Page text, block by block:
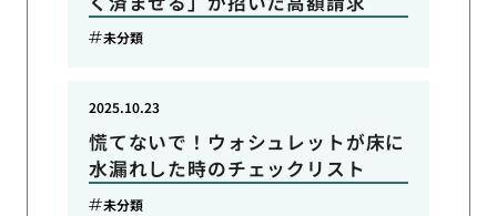
未分類
慌てないで！ウォシュレットが床に
水漏れした時のチェックリスト
2025.10.23
未分類